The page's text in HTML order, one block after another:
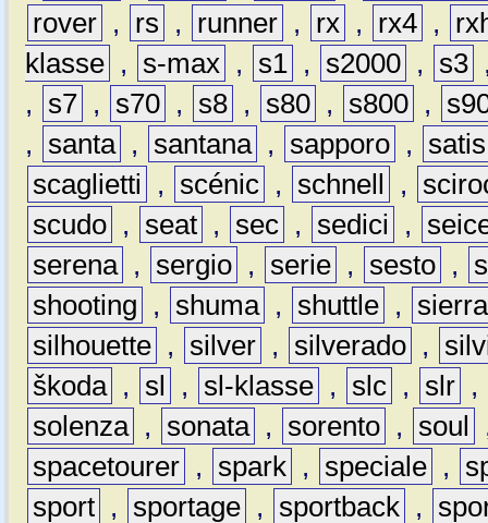
rover , rs , runner , rx , rx4 ,
klasse , s-max , s1 , s2000 , s3
,
s7 , s70 , s8 , s80 , s800 ,
,
santa , santana , sapporo ,
satis
scaglietti
, scénic , schnell ,
scudo , seat , sec , sedici ,
serena , sergio , serie , sesto ,
shooting
, shuma , shuttle ,
sierra
silhouette , silver , silverado ,
škoda , sl , sl-klasse , slc , slr ,
solenza , sonata , sorento , soul
spacetourer , spark , speciale ,
sport , sportage , sportback ,